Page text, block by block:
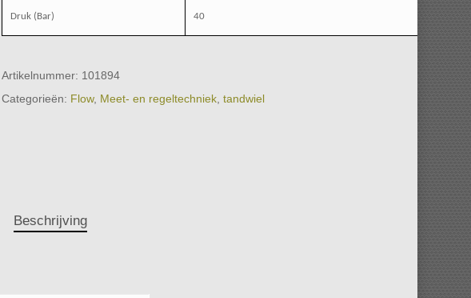
Druk (Bar) 40
Artikelnummer: 101894
Categorieën: Flow, Meet- en regeltechniek, tandwiel
Beschrijving